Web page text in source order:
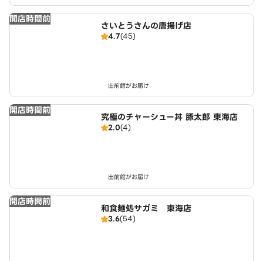
開店時間前
さいとうさんの唐揚げ店
4.7(45)
出前館がお届け
開店時間前
究極のチャーシュー丼 豚太郎 東海店
2.0(4)
出前館がお届け
開店時間前
和食麺処サガミ 東海店
3.6(54)